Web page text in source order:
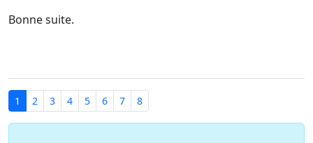
Bonne suite.
1 2 3 4 5 6 7 8